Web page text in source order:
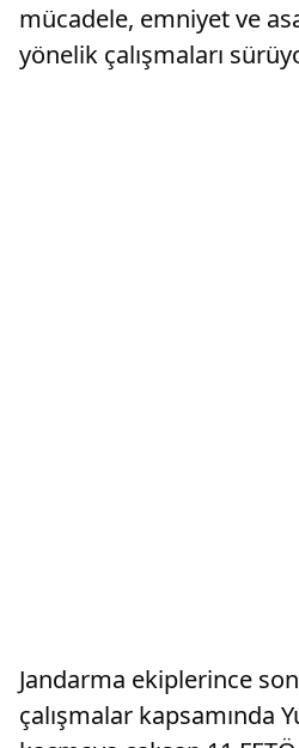
mücadele, emniyet ve
yönelik çalışmaları
Jandarma ekiplerince
çalışmalar kapsamında